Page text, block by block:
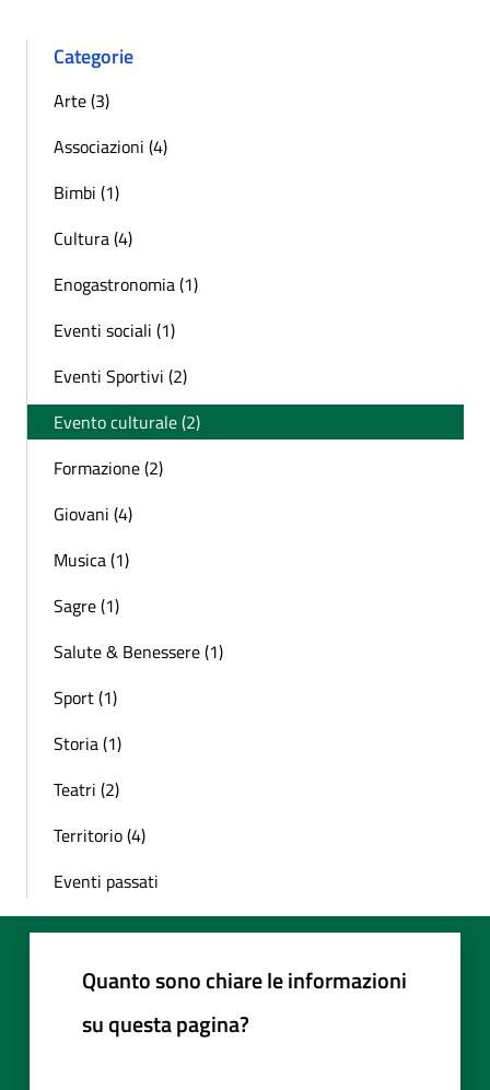
Categorie
Arte (3)
Associazioni (4)
Bimbi (1)
Cultura (4)
Enogastronomia (1)
Eventi sociali (1)
Eventi Sportivi (2)
Evento culturale (2)
Formazione (2)
Giovani (4)
Musica (1)
Sagre (1)
Salute & Benessere (1)
Sport (1)
Storia (1)
Teatri (2)
Territorio (4)
Eventi passati
Quanto sono chiare le informazioni
su questa pagina?